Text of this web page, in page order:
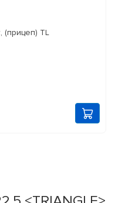
Шина 215/75 R17,5 <КАМА> NT 202, (прицеп) TL